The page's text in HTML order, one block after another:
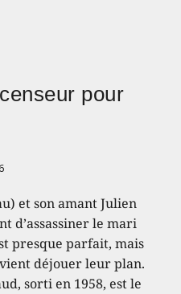
pour
et son amant Julien
d’assassiner le mari
presque parfait, mais
déjouer leur plan.
sorti en 1958, est le